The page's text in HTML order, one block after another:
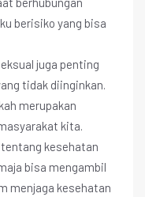
berisiko yang bisa
juga penting
tidak diinginkan.
merupakan
kita.
kesehatan
bisa mengambil
menjaga kesehatan